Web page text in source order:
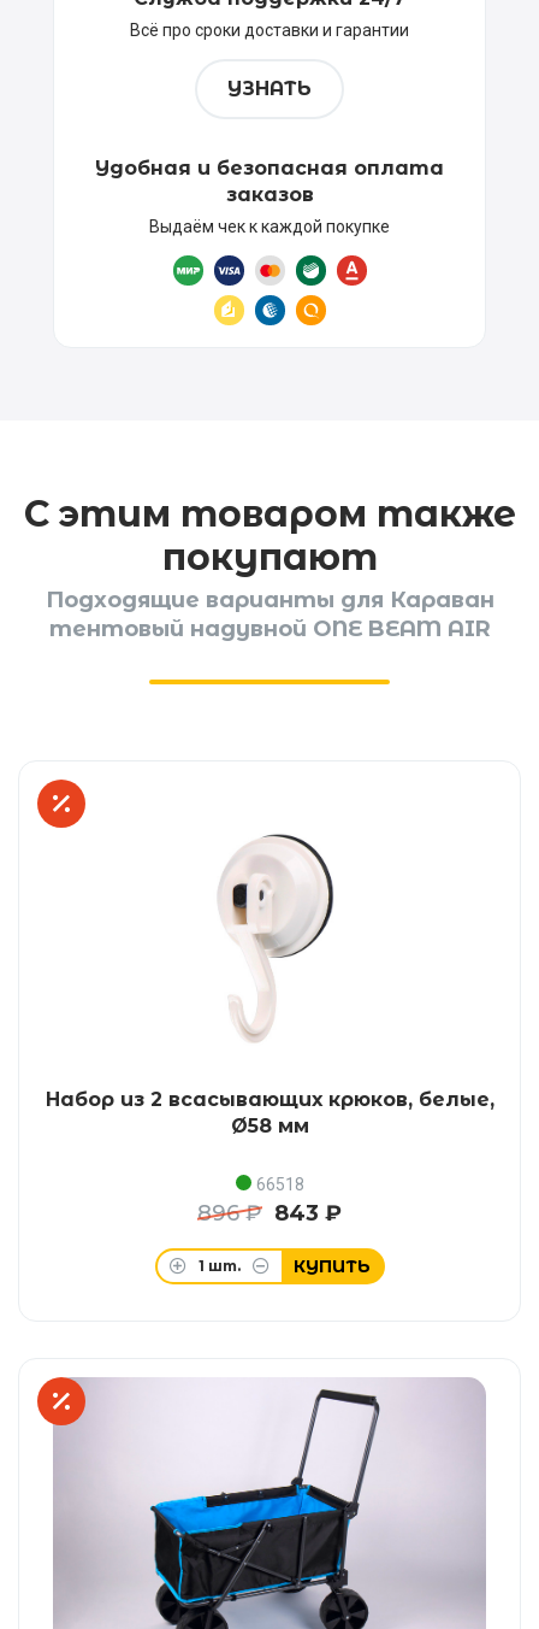
Всё про сроки доставки и гарантии
УЗНАТЬ
Удобная и безопасная оплата
заказов
Выдаём чек к каждой покупке
С этим товаром также
покупают
Подходящие варианты для Караван
тентовый надувной ONE BEAM AIR
Набор из 2 всасывающих крюков, белые,
Ø58 мм
66518
896 ₽ 843 ₽
1 шт. КУПИТЬ